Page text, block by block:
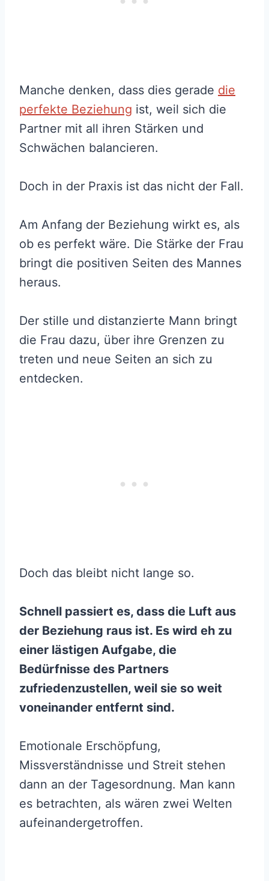
Manche denken, dass dies gerade die
perfekte Beziehung ist, weil sich die
Partner mit all ihren Stärken und
Schwächen balancieren.
Doch in der Praxis ist das nicht der Fall.
Am Anfang der Beziehung wirkt es, als
ob es perfekt wäre. Die Stärke der Frau
bringt die positiven Seiten des Mannes
heraus.
Der stille und distanzierte Mann bringt
die Frau dazu, über ihre Grenzen zu
treten und neue Seiten an sich zu
entdecken.
Doch das bleibt nicht lange so.
Schnell passiert es, dass die Luft aus
der Beziehung raus ist. Es wird eh zu
einer lästigen Aufgabe, die
Bedürfnisse des Partners
zufriedenzustellen, weil sie so weit
voneinander entfernt sind.
Emotionale Erschöpfung,
Missverständnisse und Streit stehen
dann an der Tagesordnung. Man kann
es betrachten, als wären zwei Welten
aufeinandergetroffen.